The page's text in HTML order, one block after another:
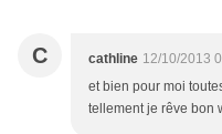
C cathline 12/10/2013
et bien pour moi
tellement je rêve bon